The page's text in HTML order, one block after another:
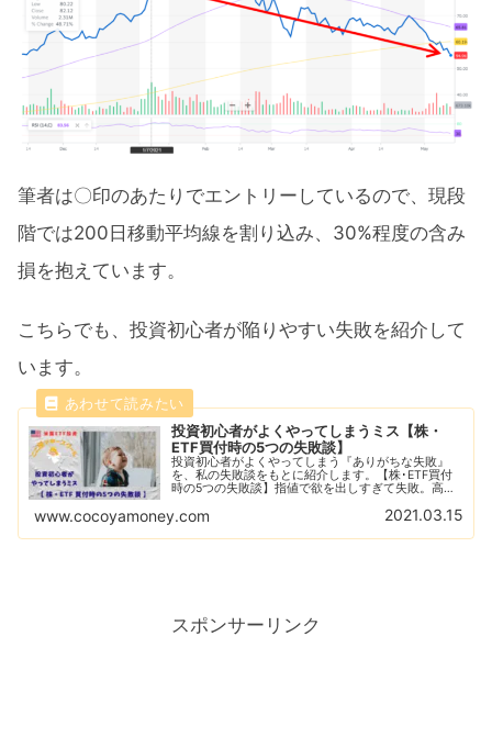
筆者は〇印のあたりでエントリーしているので、現段
階では200日移動平均線を割り込み、30%程度の含み
損を抱えています。
こちらでも、投資初心者が陥りやすい失敗を紹介して
います。
投資初心者がよくやってしまうミス【株・
ETF買付時の5つの失敗談】
投資初心者がよくやってしまう『ありがちな失敗』
を、私の失敗談をもとに紹介します。【株･ETF買付
時の5つの失敗談】指値で欲を出しすぎて失敗。高騰
下落相場に買付て失敗。上げ相場で気を大きくして失
敗。
www.cocoyamoney.com 2021.03.15
スポンサーリンク